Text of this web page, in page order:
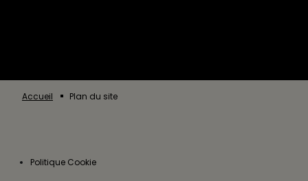
Accueil Plan du site
Politique Cookie